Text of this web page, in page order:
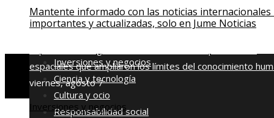
la inversión productiva y reducir la fragmentación
en Bosnia y Herzegovina
La gran depresión de 1929 y su
espaciales que ampliaron los límites del conocimiento
viernes, agosto 7
Mantente informado con las noticias internacionales
importantes y actualizadas, solo en Jume Noticias
Inversiones y negocios
Ciencia y tecnología
Cultura y ocio
Responsabilidad social
Inversiones y negocios